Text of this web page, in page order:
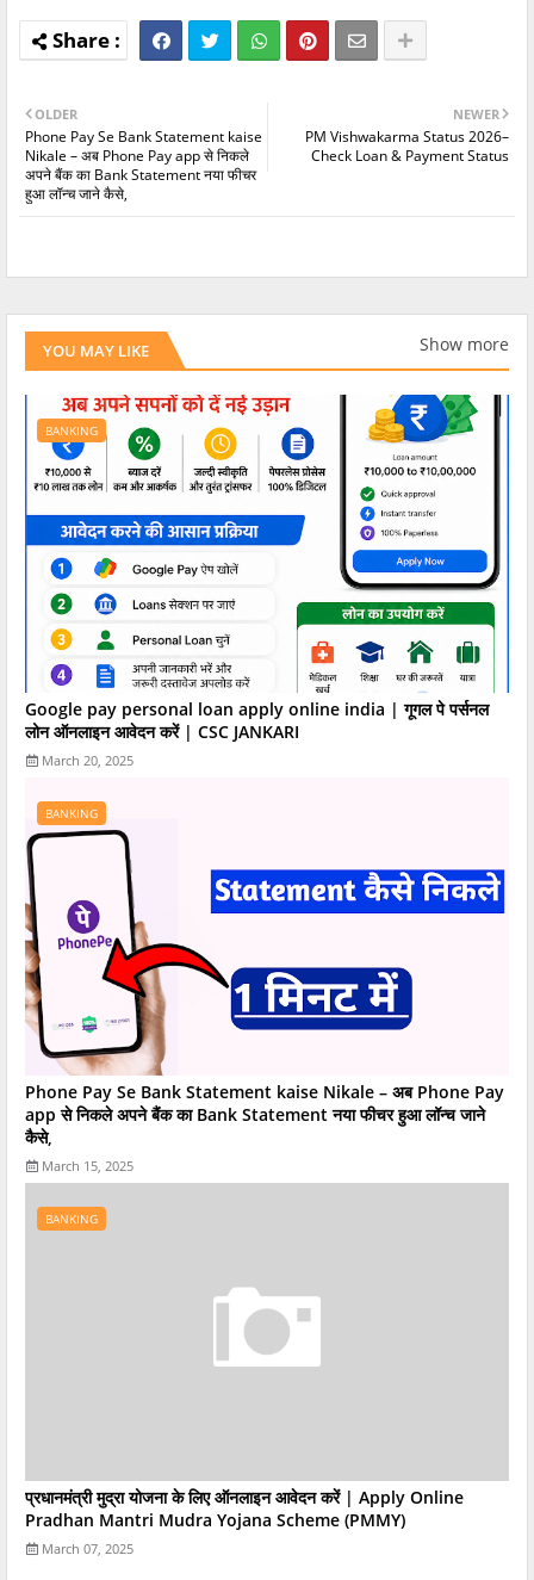
NEWER
PM Vishwakarma Status 2026–
Check Loan & Payment Status
OLDER
Phone Pay Se Bank Statement kaise
Nikale – अब Phone Pay app से निकले
अपने बैंक का Bank Statement नया फीचर
हुआ लॉन्च जाने कैसे,
YOU MAY LIKE Show more
BANKING
Google pay personal loan apply online india | गूगल पे पर्सनल
लोन ऑनलाइन आवेदन करें | CSC JANKARI
March 20, 2025
BANKING
Phone Pay Se Bank Statement kaise Nikale – अब Phone Pay
app से निकले अपने बैंक का Bank Statement नया फीचर हुआ लॉन्च जाने
कैसे,
March 15, 2025
BANKING
प्रधानमंत्री मुद्रा योजना के लिए ऑनलाइन आवेदन करें | Apply Online
Pradhan Mantri Mudra Yojana Scheme (PMMY)
March 07, 2025